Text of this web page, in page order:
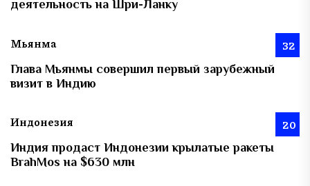
деятельность на Шри-Ланку
Мьянма 32
Глава Мьянмы совершил первый зарубежный
визит в Индию
Индонезия 20
Индия продаст Индонезии крылатые ракеты
BrahMos на $630 млн